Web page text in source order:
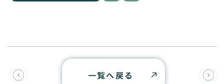
一覧へ戻る